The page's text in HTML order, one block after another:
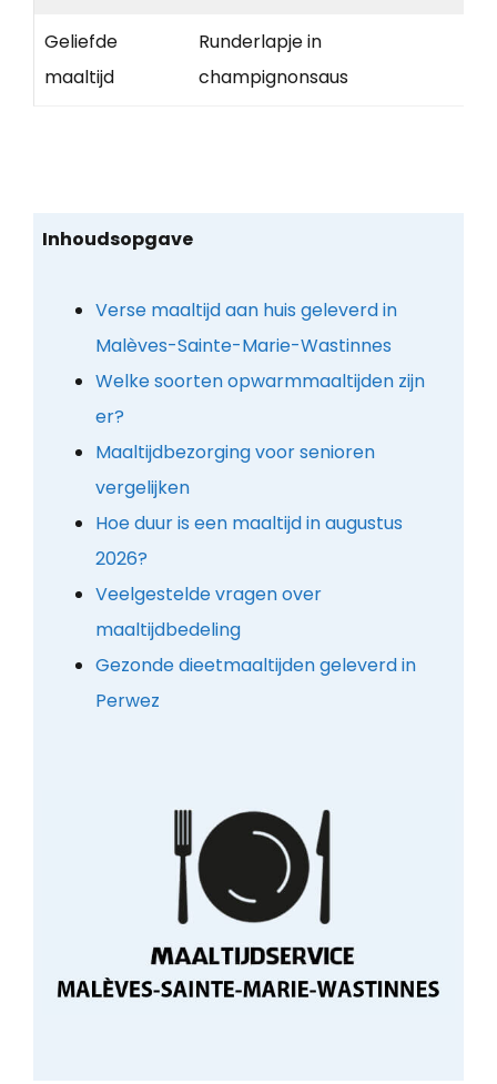
Geliefde
maaltijd
Runderlapje in
champignonsaus
Inhoudsopgave
Verse maaltijd aan huis geleverd in
Malèves-Sainte-Marie-Wastinnes
Welke soorten opwarmmaaltijden zijn
er?
Maaltijdbezorging voor senioren
vergelijken
Hoe duur is een maaltijd in augustus
2026?
Veelgestelde vragen over
maaltijdbedeling
Gezonde dieetmaaltijden geleverd in
Perwez